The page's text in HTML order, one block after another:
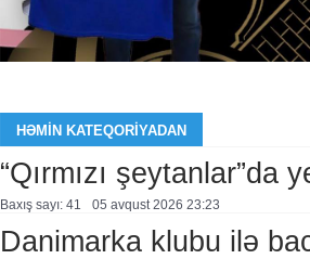
HƏMIN KATEQORIYADAN
“Qırmızı şeytanlar”da
Baxış sayı: 41 05 avqust 2026 23:23
Danimarka klubu ilə